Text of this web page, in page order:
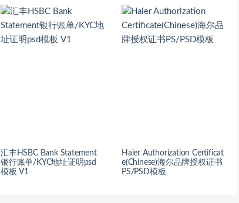
汇丰HSBC Bank Statement
银行账单/KYC地址证明psd
模板 V1
Haier Authorization Certificat
e(Chinese)海尔品牌授权证书
PS/PSD模板